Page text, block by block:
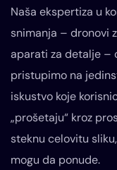
Naša ekspertiza u
snimanja – dronovi
aparati za detalje –
pristupimo na
iskustvo koje
„prošetaju“ kroz
steknu celovitu
mogu da ponude.